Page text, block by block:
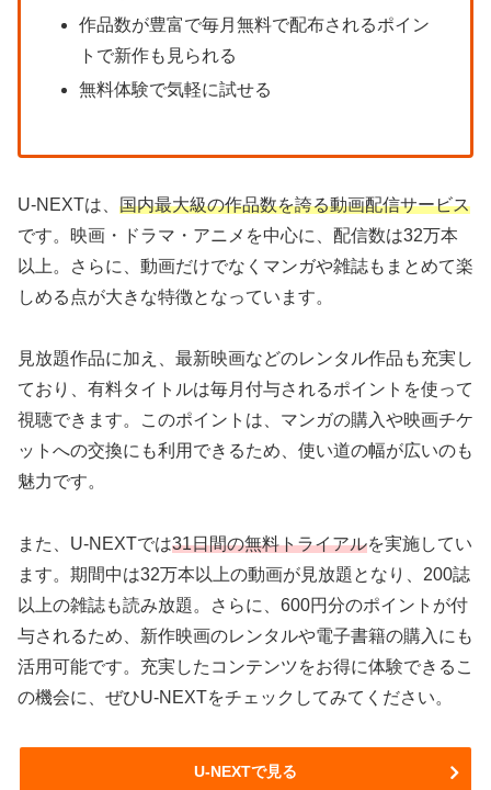
作品数が豊富で毎月無料で配布されるポイン
トで新作も見られる
無料体験で気軽に試せる
U-NEXTは、 国内最大級の作品数を誇る動画配信サービス
です。映画・ドラマ・アニメを中心に、配信数は32万本
以上。さらに、動画だけでなくマンガや雑誌もまとめて楽
しめる点が大きな特徴となっています。
見放題作品に加え、最新映画などのレンタル作品も充実し
ており、有料タイトルは毎月付与されるポイントを使って
視聴できます。このポイントは、マンガの購入や映画チケ
ットへの交換にも利用できるため、使い道の幅が広いのも
魅力です。
また、U-NEXTでは31日間の無料トライアルを実施してい
ます。期間中は32万本以上の動画が見放題となり、200誌
以上の雑誌も読み放題。さらに、600円分のポイントが付
与されるため、新作映画のレンタルや電子書籍の購入にも
活用可能です。充実したコンテンツをお得に体験できるこ
の機会に、ぜひU-NEXTをチェックしてみてください。
U-NEXTで見る